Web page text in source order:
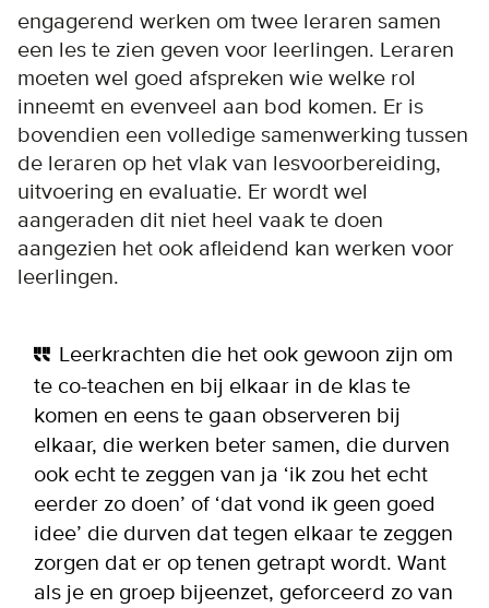
engagerend werken om twee leraren samen
een les te zien geven voor leerlingen. Leraren
moeten wel goed afspreken wie welke rol
inneemt en evenveel aan bod komen. Er is
bovendien een volledige samenwerking tussen
de leraren op het vlak van lesvoorbereiding,
uitvoering en evaluatie. Er wordt wel
aangeraden dit niet heel vaak te doen
aangezien het ook afleidend kan werken voor
leerlingen.
Leerkrachten die het ook gewoon zijn om
te co-teachen en bij elkaar in de klas te
komen en eens te gaan observeren bij
elkaar, die werken beter samen, die durven
ook echt te zeggen van ja ‘ik zou het echt
eerder zo doen’ of ‘dat vond ik geen goed
idee’ die durven dat tegen elkaar te zeggen
zorgen dat er op tenen getrapt wordt. Want
als je en groep bijeenzet, geforceerd zo van